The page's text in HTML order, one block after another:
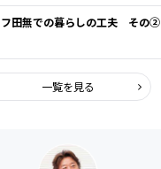
フ田無での暮らしの工夫 その②
一覧を見る